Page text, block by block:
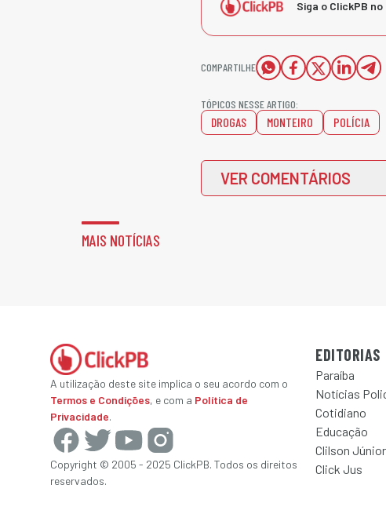
Siga o ClickPB
COMPARTILHE
TÓPICOS NESSE ARTIGO:
DROGAS MONTEIRO POLÍCIA
VER COMENTÁRIOS
MAIS NOTÍCIAS
A utilização deste site implica o seu acordo com o
Termos e Condições, e com a Política de
Privacidade.
Copyright © 2005 - 2025 ClickPB. Todos os direitos
reservados.
EDITORIAS
Paraíba
Notícias
Cotidiano
Educação
Clilson Júnior
Click Jus